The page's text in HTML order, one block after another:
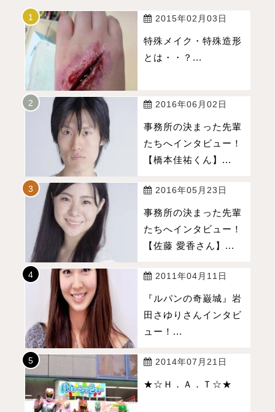
2015年02月03日
特殊メイク・特殊造形
とは・・？...
2016年06月02日
事務所の決まった先輩
たちへインタビュー！
【橋本佳祐くん】...
2016年05月23日
事務所の決まった先輩
たちへインタビュー！
【佐藤 愛香さん】...
2011年04月11日
『ルパンの奇巌城』岩
田さゆりさんインタビ
ュー！...
2014年07月21日
★☆Ｈ．Ａ．Ｔ☆★